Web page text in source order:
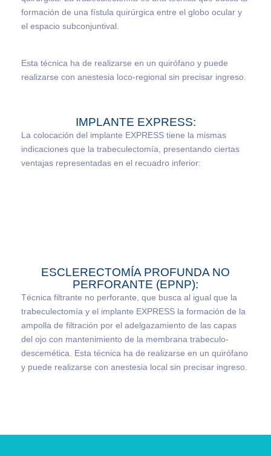
formación de una fístula quirúrgica entre el globo ocular y
el espacio subconjuntival.
Esta técnica ha de realizarse en un quirófano y puede
realizarse con anestesia loco-regional sin precisar ingreso.
IMPLANTE EXPRESS:
La colocación del implante EXPRESS tiene la mismas
indicaciones que la trabeculectomía, presentando ciertas
ventajas representadas en el recuadro inferior:
ESCLERECTOMÍA PROFUNDA NO
PERFORANTE (EPNP):
Técnica filtrante no perforante, que busca al igual que la
trabeculectomía y el implante EXPRESS la formación de la
ampolla de filtración por el adelgazamiento de las capas
del ojo con mantenimiento de la membrana trabeculo-
descemética. Esta técnica ha de realizarse en un quirófano
y puede realizarse con anestesia local sin precisar ingreso.